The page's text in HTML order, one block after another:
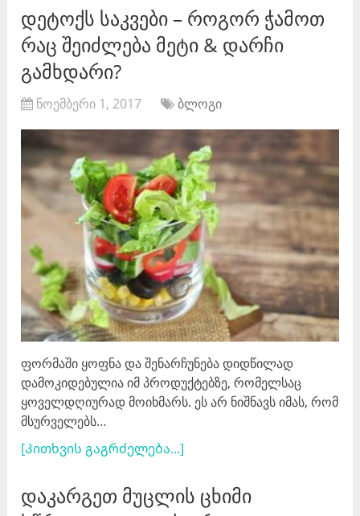
დეტოქს საკვები – როგორ ჭამოთ
რაც შეიძლება მეტი & დარჩი
გამხდარი?
ნოემბერი 1, 2017 ბლოგი
ფორმაში ყოფნა და შენარჩუნება დიდწილად
დამოკიდებულია იმ პროდუქტებზე, რომელსაც
ყოველდღიურად მოიხმარს. ეს არ ნიშნავს იმას, რომ
მსურველებს…
[Კითხვის გაგრძელება...]
დაკარგეთ მუცლის ცხიმი